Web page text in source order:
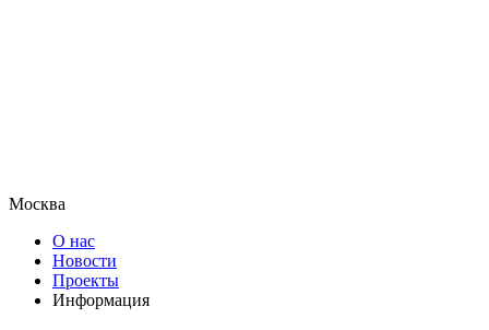
Москва
О нас
Новости
Проекты
Информация